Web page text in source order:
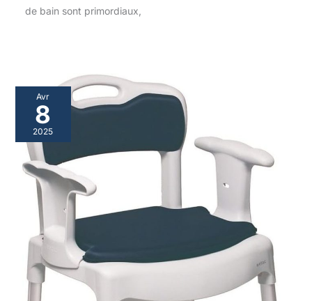
de bain sont primordiaux,
Avr
8
2025